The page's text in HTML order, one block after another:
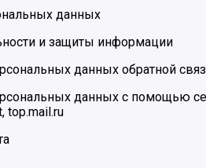
данных
и защиты информации
данных обратной
данных с помощью
top.mail.ru